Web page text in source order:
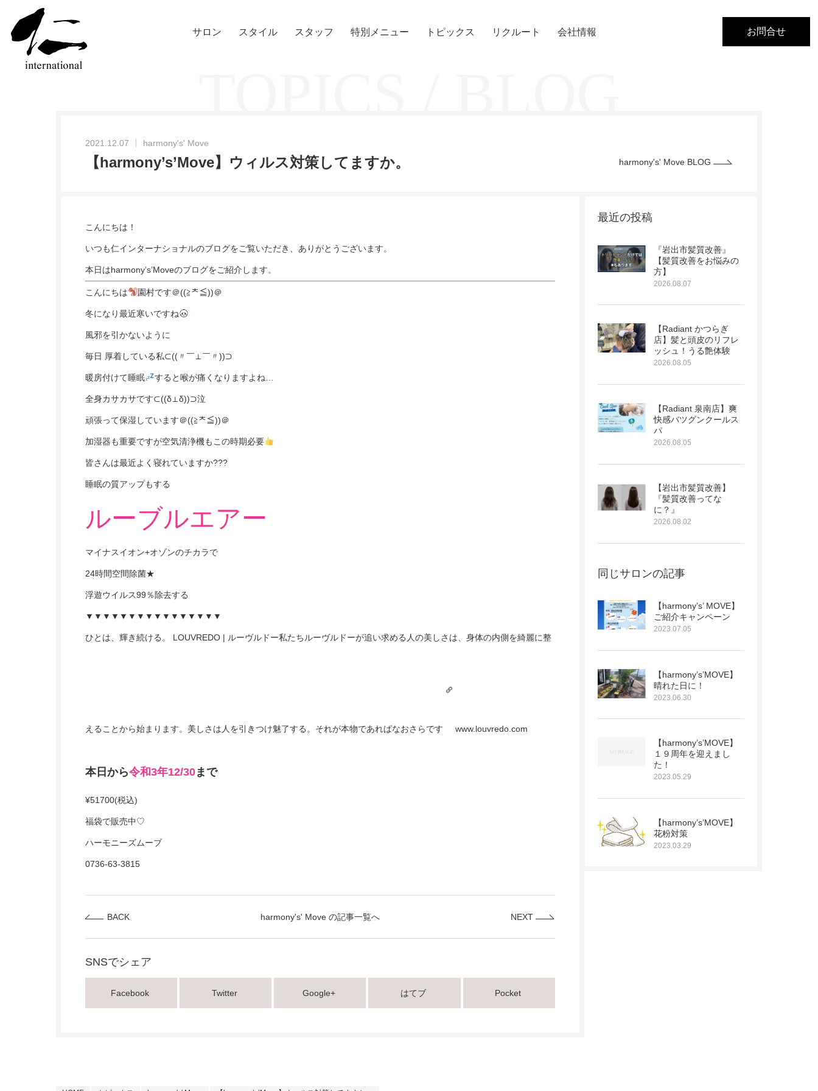
サロン スタイル スタッフ 特別メニュー トピックス リクルート 会社情報 お問合せ
2021.12.07 harmony's' Move
【harmony’s’Move】ウィルス対策してますか。 harmony's' Move BLOG
こんにちは！
いつも仁インターナショナルのブログをご覧いただき、ありがとうございます。
本日はharmony’s’Moveのブログをご紹介します。
こんにちは 園村です＠((≧ᄎ≦))＠
冬になり最近寒いですね
風邪を引かないように
毎日 厚着している私⊂((〃￣⊥￣〃))⊃
暖房付けて睡眠 すると喉が痛くなりますよね…
全身カサカサです⊂((δ⊥δ))⊃泣
頑張って保湿しています＠((≧ᄎ≦))＠
加湿器も重要ですが空気清浄機もこの時期必要
皆さんは最近よく寝れていますか???
睡眠の質アップもする
ルーブルエアー
マイナスイオン+オゾンのチカラで
24時間空間除菌★
浮遊ウイルス99％除去する
▼▼▼▼▼▼▼▼▼▼▼▼▼▼▼▼
ひとは、輝き続ける。 LOUVREDO | ルーヴルドー私たちルーヴルドーが追い求める人の美しさは、身体の内側を綺麗に整
えることから始まります。美しさは人を引きつけ魅了する。それが本物であればなおさらです www.louvredo.com
本日から令和3年12/30まで
¥51700(税込)
福袋で販売中♡
ハーモニーズムーブ
0736-63-3815
BACK harmony's' Move の記事一覧へ NEXT
SNSでシェア
Facebook Twitter Google+ はてブ Pocket
最近の投稿
『岩出市髪質改善』
【髪質改善をお悩みの
方】
2026.08.07
【Radiant かつらぎ
店】髪と頭皮のリフレ
ッシュ！うる艶体験
2026.08.05
【Radiant 泉南店】爽
快感バツグンクールス
パ
2026.08.05
【岩出市髪質改善】
『髪質改善ってな
に？』
2026.08.02
同じサロンの記事
【harmony’s’ MOVE】
ご紹介キャンペーン
2023.07.05
【harmony’s’MOVE】
晴れた日に！
2023.06.30
【harmony’s’MOVE】
１９周年を迎えまし
た！
2023.05.29
【harmony’s’MOVE】
花粉対策
2023.03.29